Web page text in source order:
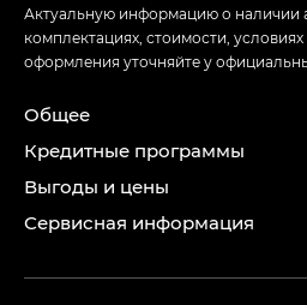
Актуальную информацию о наличии
комплектациях, стоимости,
оформления уточняйте у
Общее
Кредитные программы
Выгоды и цены
Сервисная информация